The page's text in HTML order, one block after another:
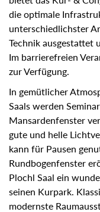
Gästen die optimale
unterschiedlichster
Technik ausgestattet
Im barrierefreien
zur Verfügung.
In gemütlicher
Saals werden
Mansardenfenster
besonders gute und
angrenzende
werden. Durch große
85 m² großen Anna
Bad Aussee und
trifft hier auf